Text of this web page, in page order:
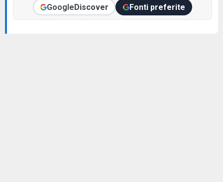
GoogleDiscover Fonti preferite